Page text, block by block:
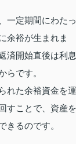
一定期間にわたっ
余裕が生まれま
済開始直後は利息
らです。
れた余裕資金を運
すことで、資産を
るのです。